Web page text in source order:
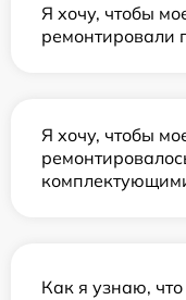
Я хочу, чтобы
ремонтировали
Я хочу, чтобы
Как я узнаю, что